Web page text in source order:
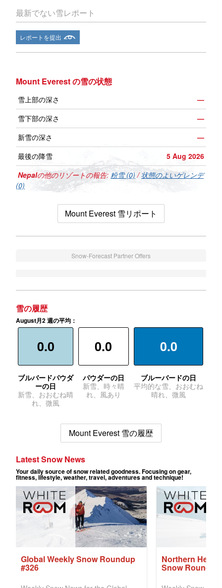
最新でない雪レポート
レポートを提出
Mount Everest の雪の状態
雪上部の深さ
—
雪下部の深さ
—
新雪の深さ
—
最後の降雪
5 Aug 2026
Nepalの他のリゾートの報告: 粉雪 (0) /状態のよいゲレンデ
(0)
Mount Everest 雪リポート
Snow-Forecast Partner Offers
雪の履歴
August月2 週の平均：
0.0
ブルバードパウダ
ーの日
新雪、おおむね晴
れ、微風
0.0
パウダーの日
新雪、時々晴
れ、風あり
0.0
ブルーバードの日
平均的な雪、おおむね
晴れ、微風
Mount Everest 雪の履歴